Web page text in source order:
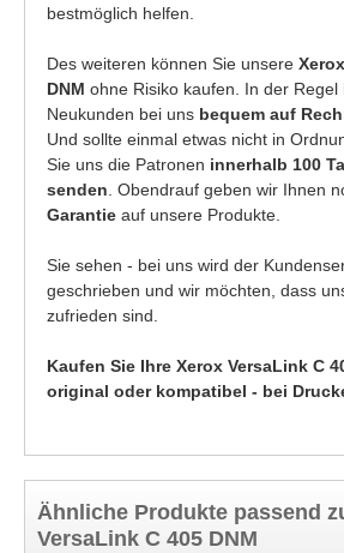
bestmöglich helfen.
Des weiteren können Sie unsere
DNM ohne Risiko kaufen. In der Regel
Neukunden bei uns bequem auf
Und sollte einmal etwas nicht in
Sie uns die Patronen innerhalb 100
senden . Obendrauf geben wir Ihnen
Garantie auf unsere Produkte.
Sie sehen - bei uns wird der
geschrieben und wir möchten, dass
zufrieden sind.
Kaufen Sie Ihre Xerox VersaLink C
original oder kompatibel - bei
Ähnliche Produkte passend
VersaLink C 405 DNM